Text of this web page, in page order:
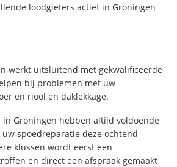
loodgieters actief in Groningen
werkt uitsluitend met gekwalificeerde
bij problemen met uw
en riool en daklekkage.
in Groningen hebben altijd voldoende
spoedreparatie deze ochtend
klussen wordt eerst een
en direct een afspraak gemaakt